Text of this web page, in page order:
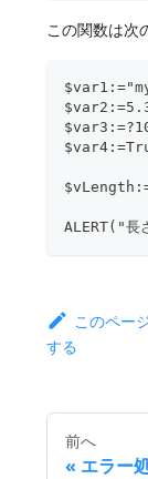
この関数は次
ALERT("
このペー
する
前へ
エラー